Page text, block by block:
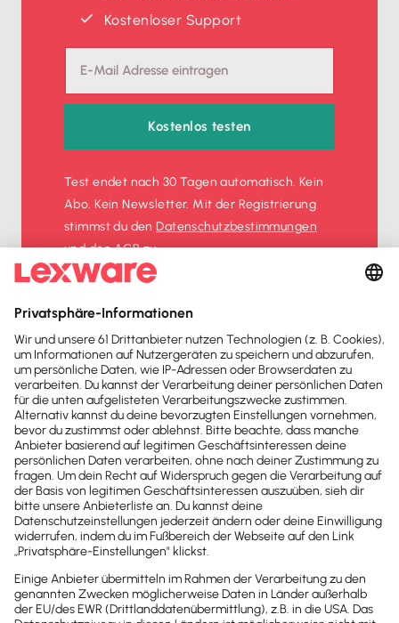
Kostenloser Support
Kostenlos testen
Test endet nach 30 Tagen automatisch. Kein
Abo. Kein Newsletter. Mit der Registrierung
stimmst du denDatenschutz­bestimmungen
und denAGBzu.
Newsletter
Brandheiße
News direkt in
dein Postfach
wichtige News zu
Gesetzesänderungen,